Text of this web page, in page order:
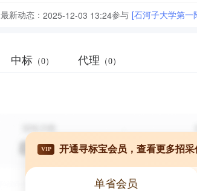
最新动态： 2025-12-03 13:24参与 [石河子大学第
中标 （0） 代理 （0）
VIP 开通寻标宝会员，查看更多招采
单省会员